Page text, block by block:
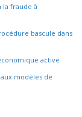
la fraude à
bascule dans
active
modèles de